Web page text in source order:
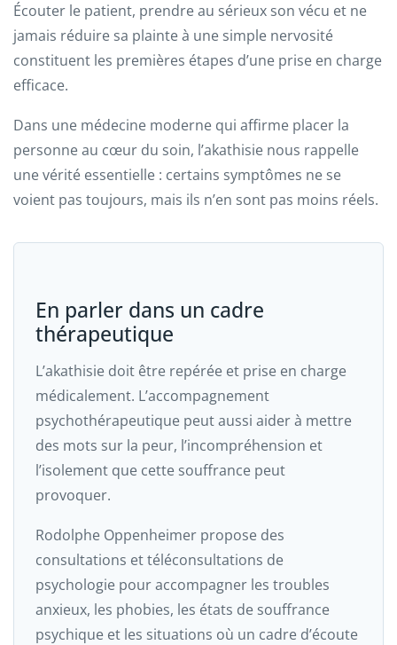
Écouter le patient, prendre au sérieux son vécu et ne
jamais réduire sa plainte à une simple nervosité
constituent les premières étapes d’une prise en charge
efficace.
Dans une médecine moderne qui affirme placer la
personne au cœur du soin, l’akathisie nous rappelle
une vérité essentielle : certains symptômes ne se
voient pas toujours, mais ils n’en sont pas moins réels.
En parler dans un cadre
thérapeutique
L’akathisie doit être repérée et prise en charge
médicalement. L’accompagnement
psychothérapeutique peut aussi aider à mettre
des mots sur la peur, l’incompréhension et
l’isolement que cette souffrance peut
provoquer.
Rodolphe Oppenheimer propose des
consultations et téléconsultations de
psychologie pour accompagner les troubles
anxieux, les phobies, les états de souffrance
psychique et les situations où un cadre d’écoute